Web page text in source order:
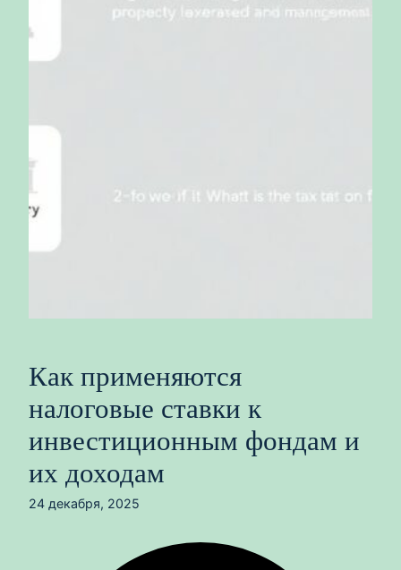
Как применяются
налоговые ставки к
инвестиционным фондам и
их доходам
24 декабря, 2025